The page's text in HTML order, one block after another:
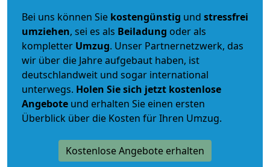
Bei uns können Sie kostengünstig und stressfrei
umziehen, sei es als Beiladung oder als
kompletter Umzug. Unser Partnernetzwerk, das
wir über die Jahre aufgebaut haben, ist
deutschlandweit und sogar international
unterwegs. Holen Sie sich jetzt kostenlose
Angebote und erhalten Sie einen ersten
Überblick über die Kosten für Ihren Umzug.
Kostenlose Angebote erhalten